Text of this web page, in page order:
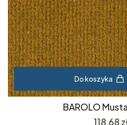
Do koszyka
BAROLO
Cena
118,68